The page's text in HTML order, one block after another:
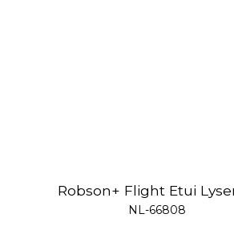
Robson+ Flight Etui
NL-66808